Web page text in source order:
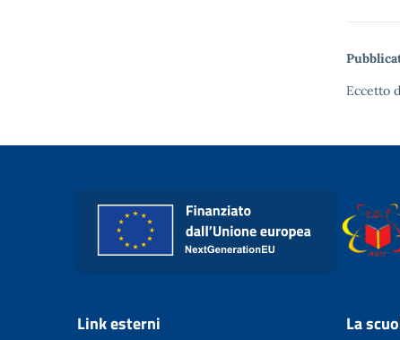
Eccetto
Link esterni La